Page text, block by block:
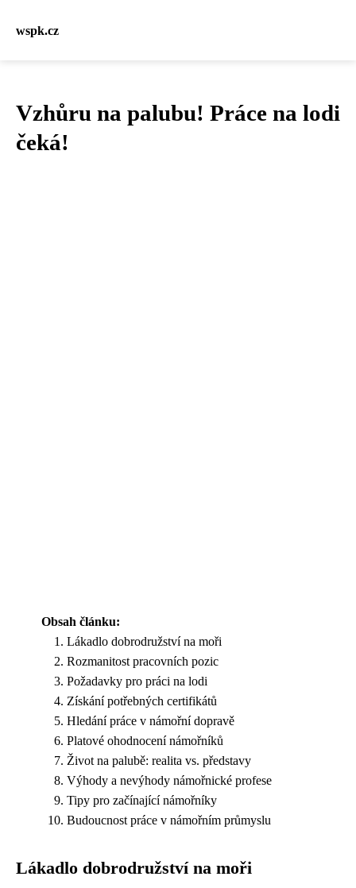
wspk.cz
Vzhůru na palubu! Práce na lodi
čeká!
Obsah článku:
Lákadlo dobrodružství na moři
Rozmanitost pracovních pozic
Požadavky pro práci na lodi
Získání potřebných certifikátů
Hledání práce v námořní dopravě
Platové ohodnocení námořníků
Život na palubě: realita vs. představy
Výhody a nevýhody námořnické profese
Tipy pro začínající námořníky
Budoucnost práce v námořním průmyslu
Lákadlo dobrodružství na moři